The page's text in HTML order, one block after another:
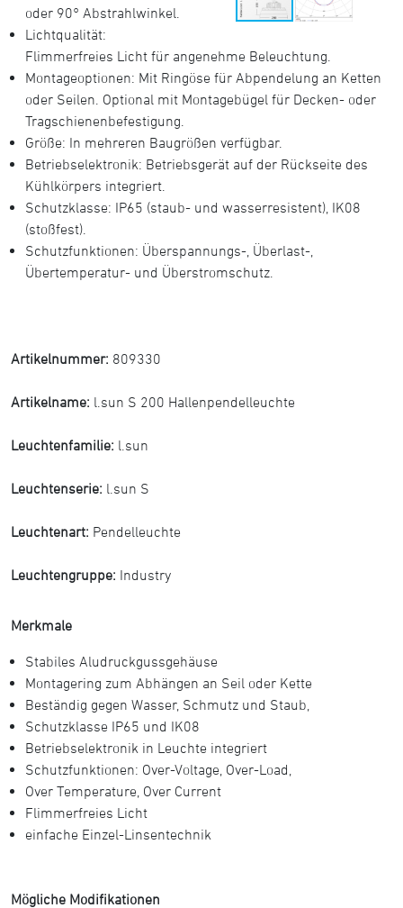
oder 90° Abstrahlwinkel.
Lichtqualität:
Flimmerfreies Licht für angenehme Beleuchtung.
Montageoptionen: Mit Ringöse für Abpendelung an Ketten
oder Seilen. Optional mit Montagebügel für Decken- oder
Tragschienenbefestigung.
Größe: In mehreren Baugrößen verfügbar.
Betriebselektronik: Betriebsgerät auf der Rückseite des
Kühlkörpers integriert.
Schutzklasse: IP65 (staub- und wasserresistent), IK08
(stoßfest).
Schutzfunktionen: Überspannungs-, Überlast-,
Übertemperatur- und Überstromschutz.
Artikelnummer: 809330
Artikelname: l.sun S 200 Hallenpendelleuchte
Leuchtenfamilie: l.sun
Leuchtenserie: l.sun S
Leuchtenart: Pendelleuchte
Leuchtengruppe: Industry
Merkmale
Stabiles Aludruckgussgehäuse
Montagering zum Abhängen an Seil oder Kette
Beständig gegen Wasser, Schmutz und Staub,
Schutzklasse IP65 und IK08
Betriebselektronik in Leuchte integriert
Schutzfunktionen: Over-Voltage, Over-Load,
Over Temperature, Over Current
Flimmerfreies Licht
einfache Einzel-Linsentechnik
Mögliche Modifikationen